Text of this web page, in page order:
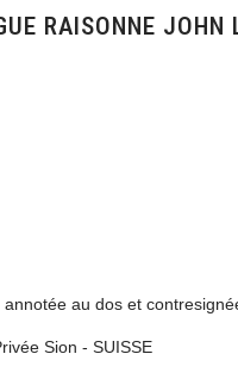
RAISONNE JOHN
au dos et
Sion - SUISSE